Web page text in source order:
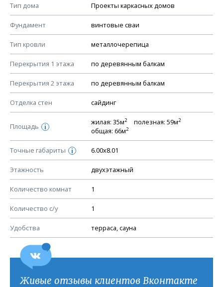
Тип дома Проекты каркасных домов
Фундамент винтовые сваи
Тип кровли металлочерепица
Перекрытия 1 этажа по деревянным балкам
Перекрытия 2 этажа по деревянным балкам
Отделка стен сайдинг
Площадь i
жилая: 35м2 полезная: 59м2
общая: 66м2
Точные габариты i 6.00х8.01
Этажность двухэтажный
Количество комнат 1
Количество с/у 1
Удобства терраса, сауна
КОНСТРУКТИВНЫЕ РЕШЕНИЯ (КР)
Ведомость рабочих чертежей основного комплекта КР
План фундамента
Устройство фундамента, спецификация материалов
Планы перекрытий этажей, спецификация элементов
Устройство перекрытий
Устройство стен
Спецификация материалов стен
Схема расположения лаг чердака (если есть)
Схема расположения элементов стропил
Спецификация элементов стропил
Устройство стропильной системы
Узлы устройства кровли
План кровли
Живые отзывы клиентов Вконтакте